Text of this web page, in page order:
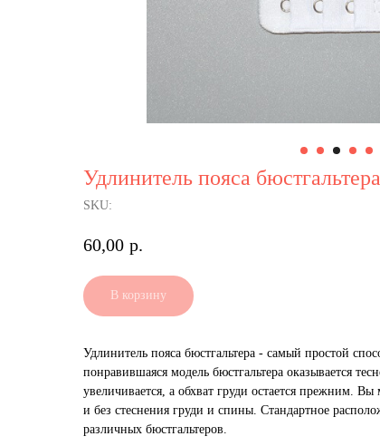
Удлинитель пояса бюстгальтера
SKU:
60,00 р.
В корзину
Удлинитель пояса бюстгальтера - самый простой
понравившаяся модель бюстгальтера оказывается
увеличивается, а обхват груди остается прежним.
и без стеснения груди и спины. Стандартное
различных бюстгальтеров.